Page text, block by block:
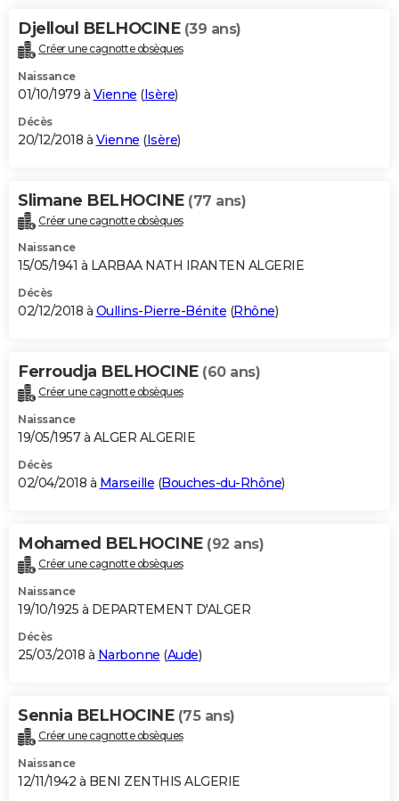
Djelloul BELHOCINE (39 ans)
Créer une cagnotte obsèques
Naissance
01/10/1979 à Vienne (Isère)
Décès
20/12/2018 à Vienne (Isère)
Slimane BELHOCINE (77 ans)
Créer une cagnotte obsèques
Naissance
15/05/1941 à LARBAA NATH IRANTEN ALGERIE
Décès
02/12/2018 à Oullins-Pierre-Bénite (Rhône)
Ferroudja BELHOCINE (60 ans)
Créer une cagnotte obsèques
Naissance
19/05/1957 à ALGER ALGERIE
Décès
02/04/2018 à Marseille (Bouches-du-Rhône)
Mohamed BELHOCINE (92 ans)
Créer une cagnotte obsèques
Naissance
19/10/1925 à DEPARTEMENT D'ALGER
Décès
25/03/2018 à Narbonne (Aude)
Sennia BELHOCINE (75 ans)
Créer une cagnotte obsèques
Naissance
12/11/1942 à BENI ZENTHIS ALGERIE